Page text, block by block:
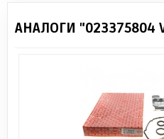
АНАЛОГИ "023375804